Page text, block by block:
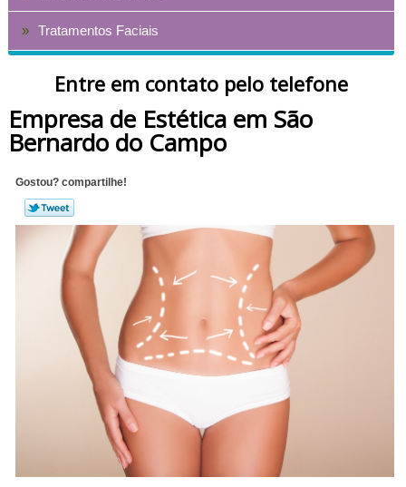
Tratamentos Faciais
Entre em contato pelo telefone
Empresa de Estética em São
Bernardo do Campo
Gostou? compartilhe!